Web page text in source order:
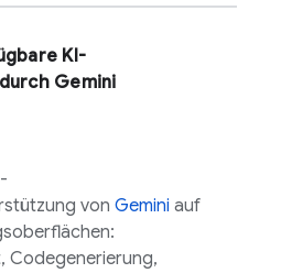
KI-
Gemini
von Gemini auf
Codegenerierung,